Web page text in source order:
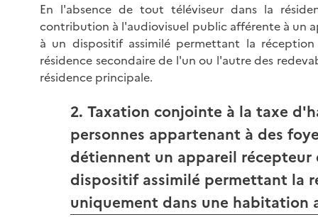
En l'absence de tout téléviseur dans la
contribution à l'audiovisuel public afférente à un
à un dispositif assimilé permettant la
résidence secondaire de l'un ou l'autre des
résidence principale.
2. Taxation conjointe à la taxe
personnes appartenant à des
détiennent un appareil récepteur
dispositif assimilé permettant la
uniquement dans une habitation